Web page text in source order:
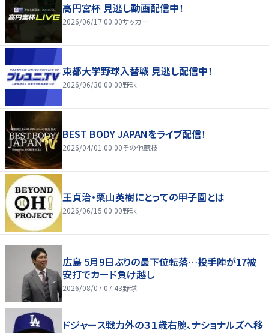
高円宮杯 見逃し動画配信中！
2026/06/17 00:00サッカー
東都大学野球入替戦 見逃し配信中！
2026/06/30 00:00野球
BEST BODY JAPANをライブ配信！
2026/04/01 00:00その他競技
王貞治・栗山英樹にとっての甲子園とは
2026/06/15 00:00野球
広島 5月9日ぶりの最下位転落…投手陣が17被
安打でカード負け越し
2026/08/07 07:43野球
ドジャース戦力外の３１歳右腕、ナショナルズへ移